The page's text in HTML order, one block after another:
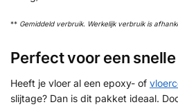
** Gemiddeld verbruik. Werkelijk verbruik is
Perfect voor een
Heeft je vloer al een epoxy- of
slijtage? Dan is dit pakket ideaal.